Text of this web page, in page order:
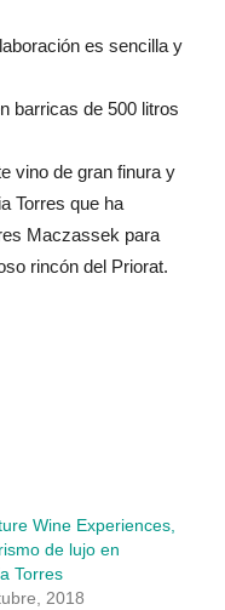
es sencilla y
barricas de 500 litros
vino de gran finura y
Torres que ha
Maczassek para
rincón del Priorat.
Wine Experiences,
de lujo en
Torres
2018